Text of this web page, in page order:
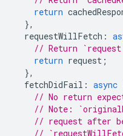
return
},
requestWillFetch :
// Return
return request ;
},
fetchDidFail : async
// No return
// Note:
// request after
//